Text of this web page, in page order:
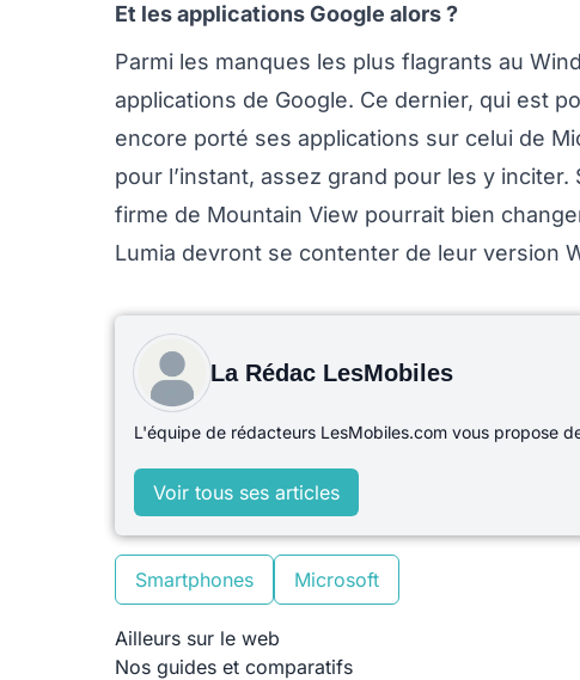
Et les applications Google alors ?
Parmi les manques les plus flagrants au
applications de Google. Ce dernier, qui est
encore porté ses applications sur celui de
pour l’instant, assez grand pour les y
firme de Mountain View pourrait bien
Lumia devront se contenter de leur version
La Rédac LesMobiles
L'équipe de rédacteurs LesMobiles.com vous propose
Voir tous ses articles
Smartphones Microsoft
Ailleurs sur le web
Nos guides et comparatifs